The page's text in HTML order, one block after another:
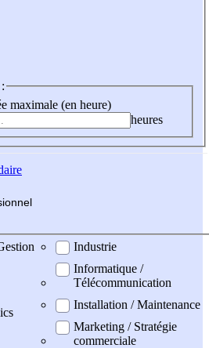
maximale (en heure)
heures
Industrie
Informatique /
Télécommunication
Installation / Maintenance
Marketing / Stratégie
commerciale